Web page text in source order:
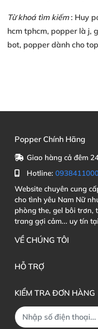
Từ khoá tìm kiếm : Huy
hcm tphcm, popper là j,
bot, popper dành cho top
Popper Chính Hãng
Giao hàng cả đêm
Hotline:
Website chuyên cung
cho tình yêu Nam Nữ
phòng the, gel bôi trơn,
trang gợi cảm... uy tín
VỀ CHÚNG TÔI
HỖ TRỢ
KIỂM TRA ĐƠN HÀNG